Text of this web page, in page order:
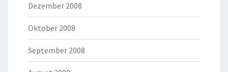
Dezember 2008
Oktober 2008
September 2008